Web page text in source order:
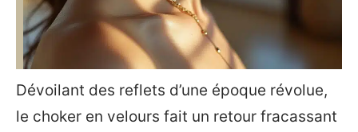
Dévoilant des reflets d’une époque révolue,
le choker en velours fait un retour fracassant